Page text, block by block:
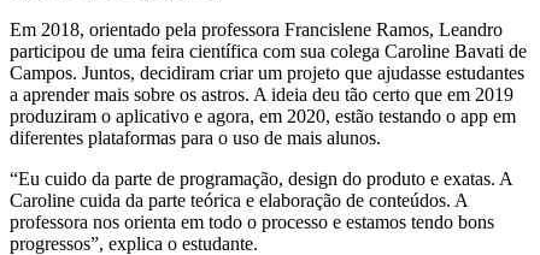
Em 2018, orientado pela professora Francislene Ramos, Leandro
participou de uma feira científica com sua colega Caroline Bavati de
Campos. Juntos, decidiram criar um projeto que ajudasse estudantes
a aprender mais sobre os astros. A ideia deu tão certo que em 2019
produziram o aplicativo e agora, em 2020, estão testando o app em
diferentes plataformas para o uso de mais alunos.
“Eu cuido da parte de programação, design do produto e exatas. A
Caroline cuida da parte teórica e elaboração de conteúdos. A
professora nos orienta em todo o processo e estamos tendo bons
progressos”, explica o estudante.